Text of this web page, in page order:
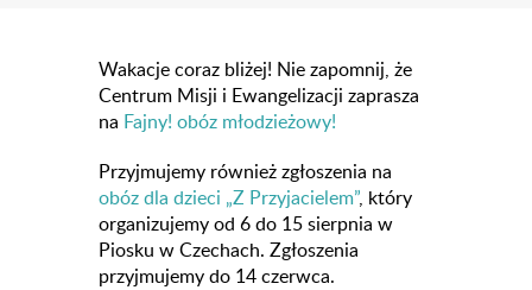
Wakacje coraz bliżej! Nie zapomnij, że
Centrum Misji i Ewangelizacji zaprasza
na Fajny! obóz młodzieżowy!
Przyjmujemy również zgłoszenia na
obóz dla dzieci „Z Przyjacielem”, który
organizujemy od 6 do 15 sierpnia w
Piosku w Czechach. Zgłoszenia
przyjmujemy do 14 czerwca.